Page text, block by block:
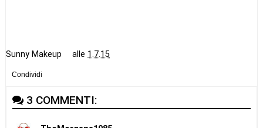
Sunny Makeup alle 1.7.15
Condividi
3 COMMENTI: